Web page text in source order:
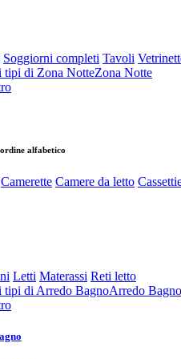
Soggiorni completi Tavoli
Zona Notte
alfabetico
Camerette Camere da letto
Letti Materassi Reti letto
Arredo Bagno